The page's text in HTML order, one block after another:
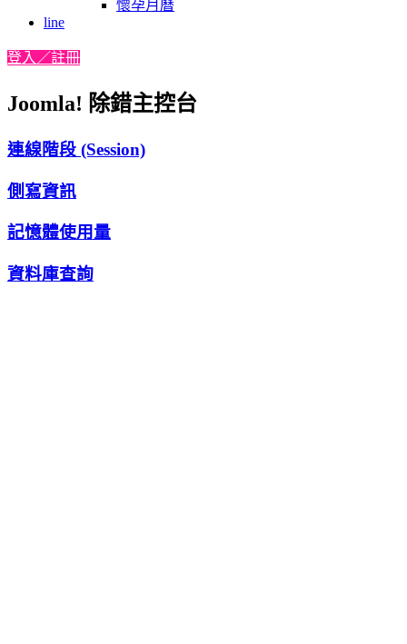
懷孕月曆
line
登入／註冊
Joomla! 除錯主控台
連線階段 (Session)
側寫資訊
記憶體使用量
資料庫查詢